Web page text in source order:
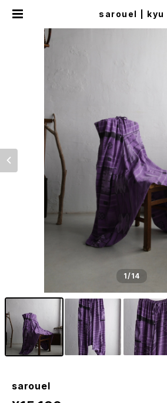
sarouel | kyu
1/14
sarouel